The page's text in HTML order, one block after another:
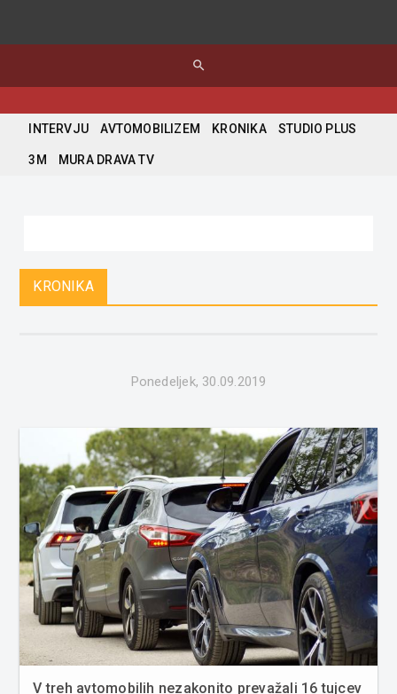
search
INTERVJU AVTOMOBILIZEM KRONIKA STUDIO PLUS
3M MURA DRAVA TV
KRONIKA
Ponedeljek, 30.09.2019
V treh avtomobilih nezakonito prevažali 16 tujcev